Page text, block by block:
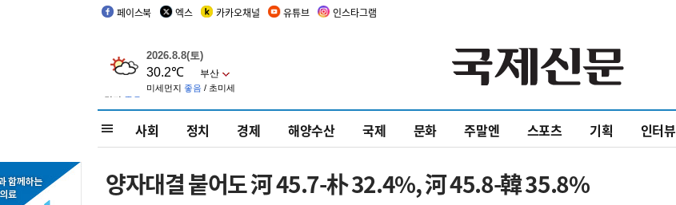
페이스북 엑스 카카오채널 유튜브 인스타그램
사회 정치 경제 해양수산 국제 문화 주말엔 스포츠 기획 인터뷰
양자대결 붙어도 河 45.7-朴 32.4%, 河 45.8-韓 35.8%